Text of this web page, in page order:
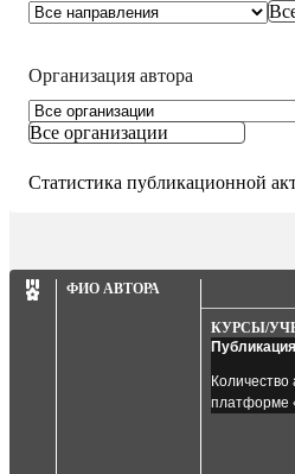
Организация автора
Все организации
Статистика публикационной
ФИО АВТОРА
КУРСЫ/
платформе